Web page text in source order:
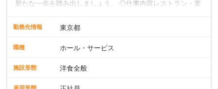
新たな一歩を踏み出しましょう。 ◎仕事内容レストラン・宴
や、メニュー説明、オーダーや料理のご提供ほか、予約対応
体を把握し、あなたの真心こもるおもてなしでゲストを笑顔
経験のある方はもちろん、ホテル経験がない方も歓迎。飲食
中です。◇◇クラシカルモダンなホテル◇◇新宿・東京駅ま
勤務先情報 東京都
職種 ホール・サービス
施設形態 洋食全般